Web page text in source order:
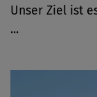
Unser Ziel ist
...